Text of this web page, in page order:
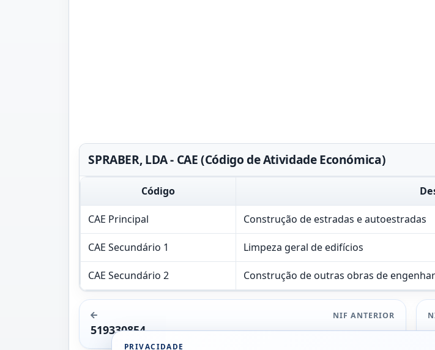
SPRABER, LDA - CAE (Código de Atividade Económica)
Código
CAE Principal Construção de estradas e autoestradas
CAE Secundário 1 Limpeza geral de edifícios
CAE Secundário 2 Construção de outras obras de
NIF ANTERIOR
519330854
PRIVACIDADE